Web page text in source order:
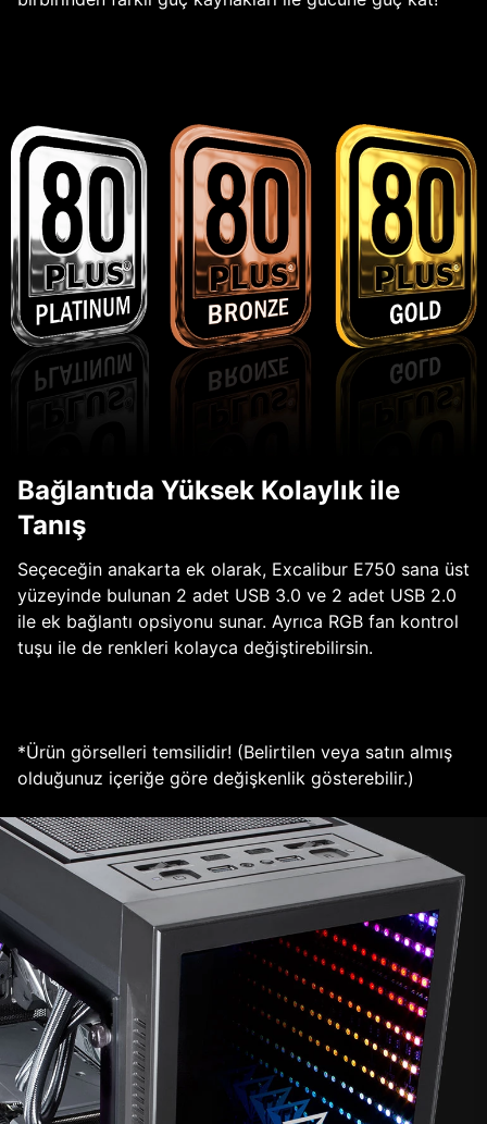
Bağlantıda Yüksek Kolaylık ile
Tanış
Seçeceğin anakarta ek olarak, Excalibur E750 sana üst
yüzeyinde bulunan 2 adet USB 3.0 ve 2 adet USB 2.0
ile ek bağlantı opsiyonu sunar. Ayrıca RGB fan kontrol
tuşu ile de renkleri kolayca değiştirebilirsin.
*Ürün görselleri temsilidir! (Belirtilen veya satın almış
olduğunuz içeriğe göre değişkenlik gösterebilir.)